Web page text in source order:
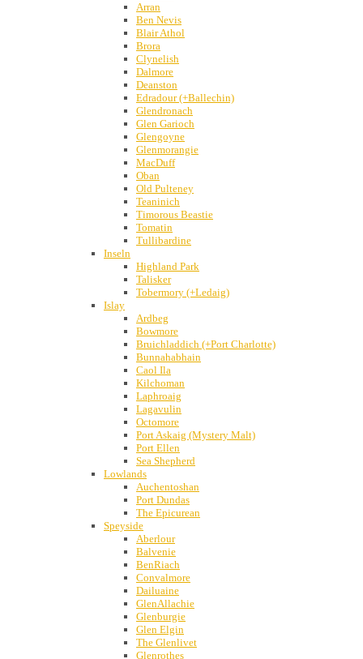
Arran
Ben Nevis
Blair Athol
Brora
Clynelish
Dalmore
Deanston
Edradour (+Ballechin)
Glendronach
Glen Garioch
Glengoyne
Glenmorangie
MacDuff
Oban
Old Pulteney
Teaninich
Timorous Beastie
Tomatin
Tullibardine
Inseln
Highland Park
Talisker
Tobermory (+Ledaig)
Islay
Ardbeg
Bowmore
Bruichladdich (+Port Charlotte)
Bunnahabhain
Caol Ila
Kilchoman
Laphroaig
Lagavulin
Octomore
Port Askaig (Mystery Malt)
Port Ellen
Sea Shepherd
Lowlands
Auchentoshan
Port Dundas
The Epicurean
Speyside
Aberlour
Balvenie
BenRiach
Convalmore
Dailuaine
GlenAllachie
Glenburgie
Glen Elgin
The Glenlivet
Glenrothes